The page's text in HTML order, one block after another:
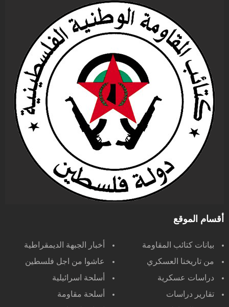
أقسام الموقع
بيانات كتائب المقاومة
أخبار الجبهة الديمقراطية
من تاريخنا العسكري
عاشوا من اجل فلسطين
دراسات عسكرية
أسلحة اسرائيلية
تقارير دراسات
أسلحة مقاومة